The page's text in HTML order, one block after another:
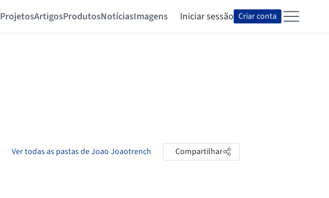
ProjetosArtigosProdutosNotíciasImagens Iniciar sessão Criar conta
Ver todas as pastas de Joao Joaotrench Compartilhar